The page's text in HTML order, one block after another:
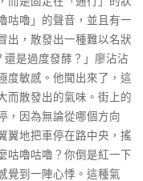
咕嚕」的聲音，並且有一
出，散發出一種難以名狀
是過度發酵？」廖沾沾
度敏感。他聞出來了，這
而散發出的氣味。街上的
，因為無論從哪個方向
翼地把車停在路中央，搖
咕嚕咕嚕？你倒是紅一下
覺到一陣心悸。這種氣